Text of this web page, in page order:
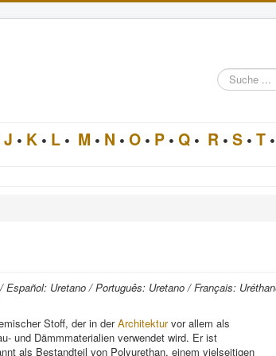
Suche
im
J • K • L • M • N • O • P • Q • R • S • T •
Español: Uretano / Português: Uretano / Français:
Stoff, der in derArchitekturvor allem als
und Dämmmaterialien verwendet wird. Er ist
als Bestandteil von Polyurethan, einem vielseitigen